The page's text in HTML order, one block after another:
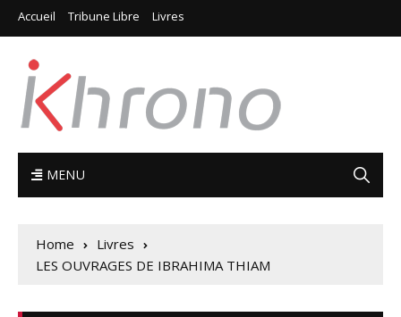
Accueil Tribune Libre Livres
MENU
Home
Livres
LES OUVRAGES DE IBRAHIMA THIAM